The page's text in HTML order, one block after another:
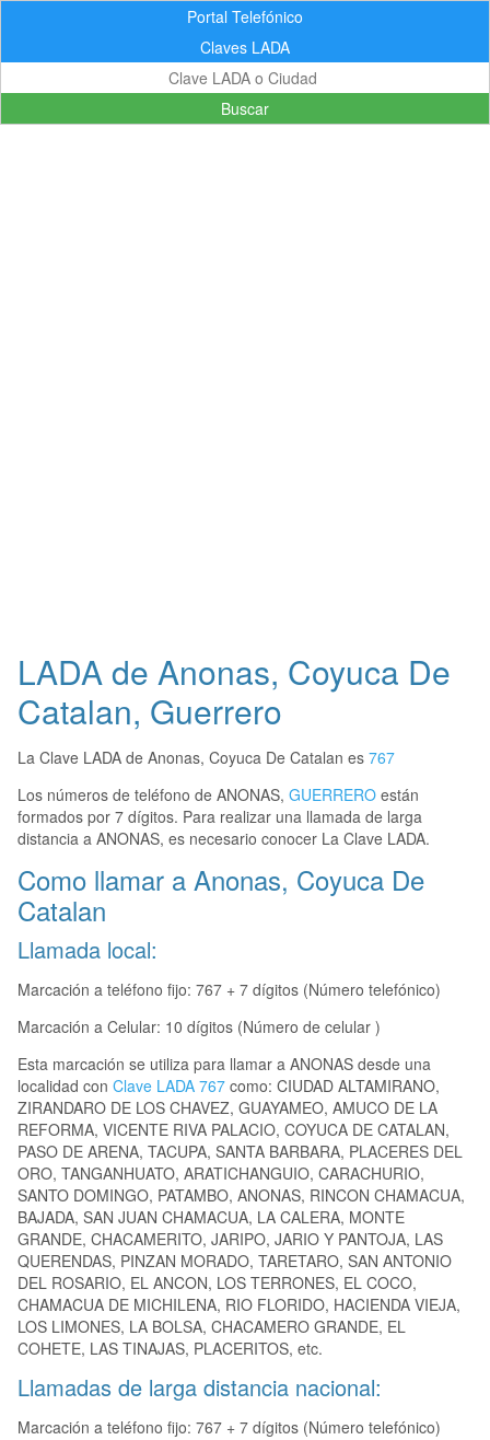
Portal Telefónico
Claves LADA
Buscar
LADA de Anonas, Coyuca De
Catalan, Guerrero
La Clave LADA de Anonas, Coyuca De Catalan es 767
Los números de teléfono de ANONAS, GUERRERO están
formados por 7 dígitos. Para realizar una llamada de larga
distancia a ANONAS, es necesario conocer La Clave LADA.
Como llamar a Anonas, Coyuca De
Catalan
Llamada local:
Marcación a teléfono fijo: 767 + 7 dígitos (Número telefónico)
Marcación a Celular: 10 dígitos (Número de celular )
Esta marcación se utiliza para llamar a ANONAS desde una
localidad con Clave LADA 767 como: CIUDAD ALTAMIRANO,
ZIRANDARO DE LOS CHAVEZ, GUAYAMEO, AMUCO DE LA
REFORMA, VICENTE RIVA PALACIO, COYUCA DE CATALAN,
PASO DE ARENA, TACUPA, SANTA BARBARA, PLACERES DEL
ORO, TANGANHUATO, ARATICHANGUIO, CARACHURIO,
SANTO DOMINGO, PATAMBO, ANONAS, RINCON CHAMACUA,
BAJADA, SAN JUAN CHAMACUA, LA CALERA, MONTE
GRANDE, CHACAMERITO, JARIPO, JARIO Y PANTOJA, LAS
QUERENDAS, PINZAN MORADO, TARETARO, SAN ANTONIO
DEL ROSARIO, EL ANCON, LOS TERRONES, EL COCO,
CHAMACUA DE MICHILENA, RIO FLORIDO, HACIENDA VIEJA,
LOS LIMONES, LA BOLSA, CHACAMERO GRANDE, EL
COHETE, LAS TINAJAS, PLACERITOS, etc.
Llamadas de larga distancia nacional:
Marcación a teléfono fijo: 767 + 7 dígitos (Número telefónico)